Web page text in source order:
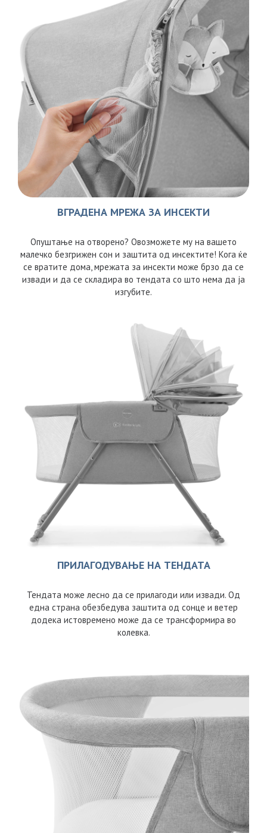
ВГРАДЕНА МРЕЖА ЗА ИНСЕКТИ
Опуштање на отворено? Овозможете му на вашето
малечко безгрижен сон и заштита од инсектите! Кога ќе
се вратите дома, мрежата за инсекти може брзо да се
извади и да се складира во тендата со што нема да ја
изгубите.
ПРИЛАГОДУВАЊЕ НА ТЕНДАТА
Тендата може лесно да се прилагоди или извади. Од
една страна обезбедува заштита од сонце и ветер
додека истовремено може да се трансформира во
колевка.